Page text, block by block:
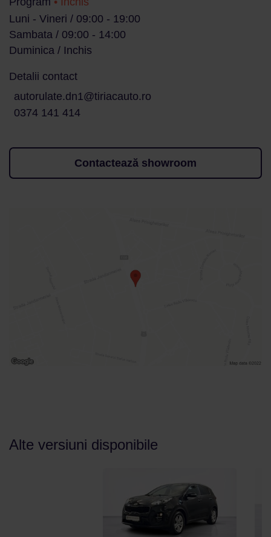
Luni - Vineri / 09:00 - 19:00
Sambata / 09:00 - 14:00
Duminica / Inchis
Detalii contact
autorulate.dn1@tiriacauto.ro
0374 141 414
Contactează showroom
Alte versiuni disponibile